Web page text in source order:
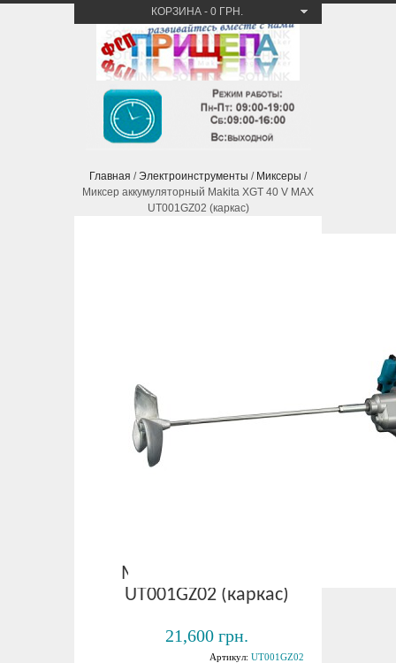
КОРЗИНА - 0 ГРН.
Главная /Электроинструменты / Миксеры /
Миксер аккумуляторный Makita XGT 40 V MAX
UT001GZ02 (каркас)
Makita XGT 40 V MAX
UT001GZ02 (каркас)
21,600 грн.
Артикул: UT001GZ02